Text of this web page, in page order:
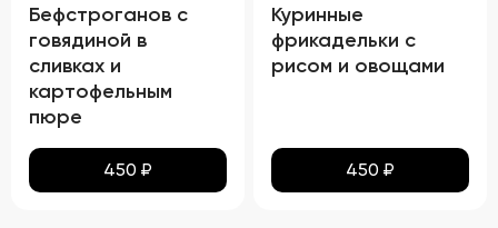
Бефстроганов с
говядиной в
сливках и
картофельным
пюре
450 ₽
Куринные
фрикадельки с
рисом и овощами
450 ₽